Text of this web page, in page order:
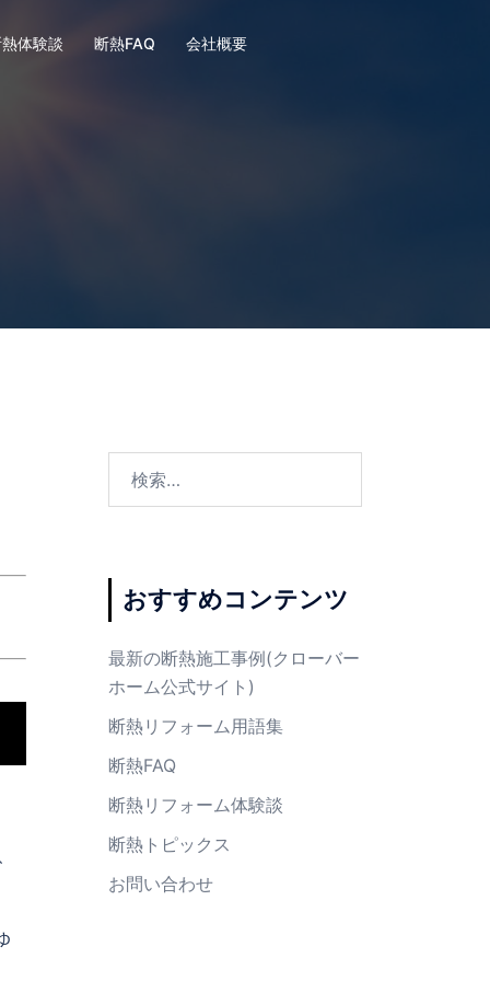
体験談 断熱FAQ 会社概要
おすすめコンテンツ
最新の断熱施工事例(クローバー
ホーム公式サイト)
断熱リフォーム用語集
断熱FAQ
断熱リフォーム体験談
断熱トピックス
お問い合わせ